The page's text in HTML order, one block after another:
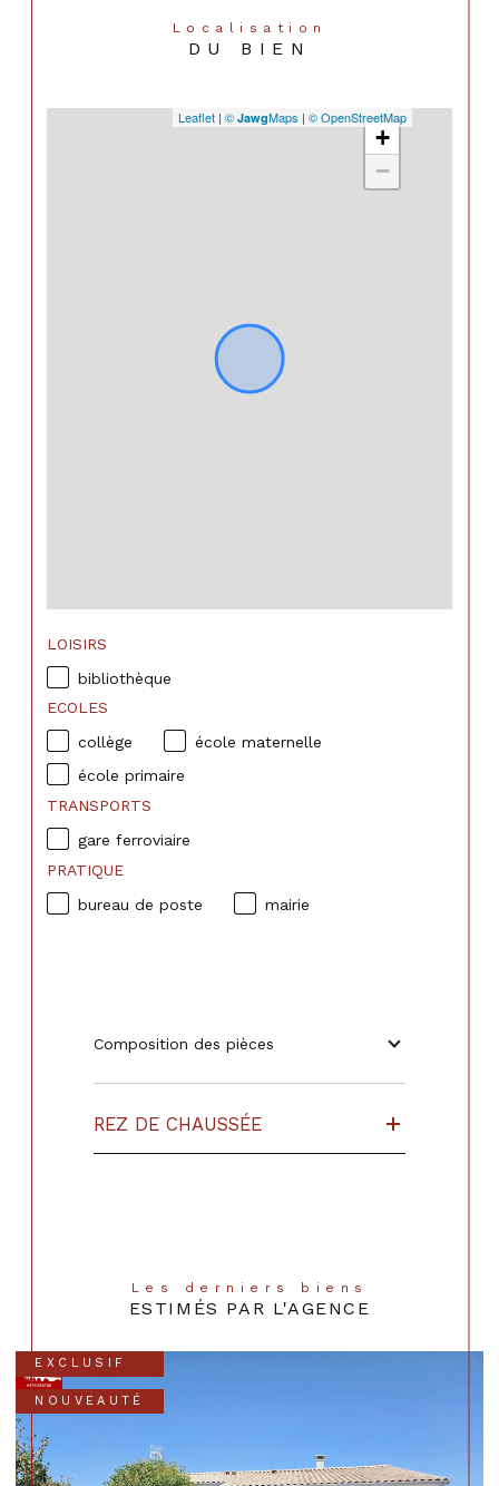
Localisation
DU BIEN
+
−
Leaflet | © JawgMaps | © OpenStreetMap
LOISIRS
bibliothèque
ECOLES
collège
école maternelle
école primaire
TRANSPORTS
gare ferroviaire
PRATIQUE
bureau de poste
mairie
Composition des pièces
REZ DE CHAUSSÉE
Les derniers biens
ESTIMÉS PAR L'AGENCE
EXCLUSIF
NOUVEAUTÉ